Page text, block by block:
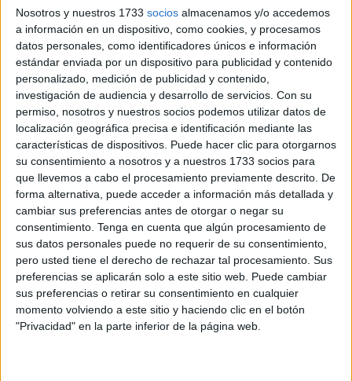
Nosotros y nuestros 1733 socios almacenamos y/o accedemos
a información en un dispositivo, como cookies, y procesamos
datos personales, como identificadores únicos e información
estándar enviada por un dispositivo para publicidad y contenido
personalizado, medición de publicidad y contenido,
investigación de audiencia y desarrollo de servicios. Con su
permiso, nosotros y nuestros socios podemos utilizar datos de
localización geográfica precisa e identificación mediante las
características de dispositivos. Puede hacer clic para otorgarnos
su consentimiento a nosotros y a nuestros 1733 socios para
que llevemos a cabo el procesamiento previamente descrito. De
forma alternativa, puede acceder a información más detallada y
cambiar sus preferencias antes de otorgar o negar su
consentimiento. Tenga en cuenta que algún procesamiento de
sus datos personales puede no requerir de su consentimiento,
pero usted tiene el derecho de rechazar tal procesamiento. Sus
preferencias se aplicarán solo a este sitio web. Puede cambiar
sus preferencias o retirar su consentimiento en cualquier
momento volviendo a este sitio y haciendo clic en el botón
"Privacidad" en la parte inferior de la página web.
RelatedPosts
Vox apoya "toda movilización ciudadana"
en defensa de la españolidad y seguridad
de Ceuta
HACE 15 MINUTOS
Ceuta necesita unidad para afrontar una
situación que no puede sostenerse sola
HACE 1 HORA
IU pide que el CNI explique qué informes
pudo elaborar para advertir de la
avalancha a Ceuta
HACE 2 HORAS
Carta abierta desde Ceuta: recuperar la
confianza antes de que sea demasiado